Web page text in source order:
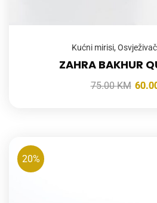
Kućni mirisi,
ZAHRA BAKHUR
75.00KM
20%